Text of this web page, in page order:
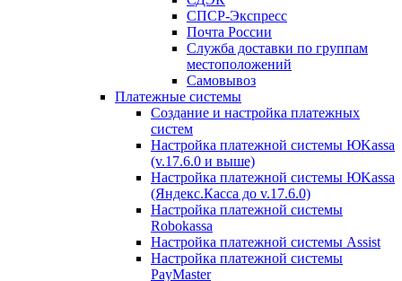
СПСР-Экспресс
Почта России
Служба доставки по группам
местоположений
Самовывоз
Платежные системы
Создание и настройка платежных
систем
Настройка платежной системы ЮKassa
(v.17.6.0 и выше)
Настройка платежной системы ЮKassa
(Яндекс.Касса до v.17.6.0)
Настройка платежной системы
Robokassa
Настройка платежной системы Assist
Настройка платежной системы
PayMaster